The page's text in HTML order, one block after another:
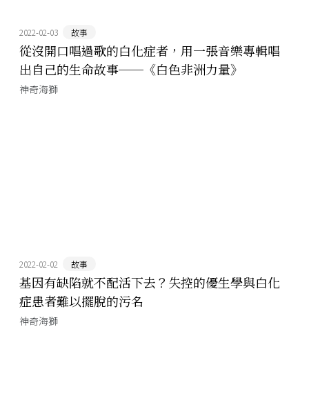
2022-02-03 故事
從沒開口唱過歌的白化症者，用一張音樂專輯唱
出自己的生命故事──《白色非洲力量》
神奇海獅
2022-02-02 故事
基因有缺陷就不配活下去？失控的優生學與白化
症患者難以擺脫的污名
神奇海獅